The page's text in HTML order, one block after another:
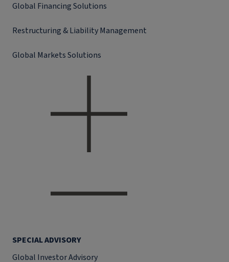
Global Financing Solutions
Restructuring & Liability Management
Global Markets Solutions
SPECIAL ADVISORY
Global Investor Advisory